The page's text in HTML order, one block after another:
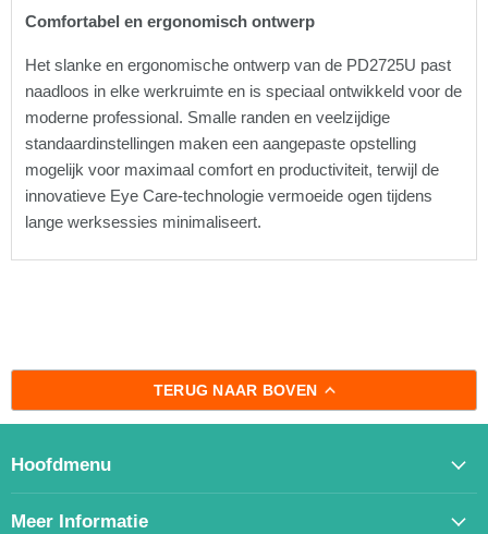
Comfortabel en ergonomisch ontwerp
Het slanke en ergonomische ontwerp van de PD2725U past
naadloos in elke werkruimte en is speciaal ontwikkeld voor de
moderne professional. Smalle randen en veelzijdige
standaardinstellingen maken een aangepaste opstelling
mogelijk voor maximaal comfort en productiviteit, terwijl de
innovatieve Eye Care-technologie vermoeide ogen tijdens
lange werksessies minimaliseert.
TERUG NAAR BOVEN
Hoofdmenu
Meer Informatie